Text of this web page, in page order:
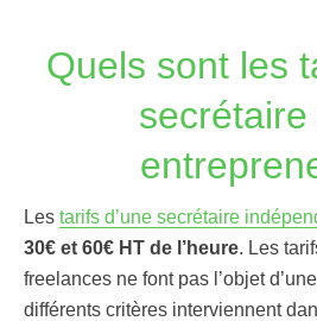
Quels sont les
secrétaire
Les tarifs d’une secrétaire
30€ et 60€ HT de l’heure. Les
freelances ne font pas l’objet
différents critères interviennent